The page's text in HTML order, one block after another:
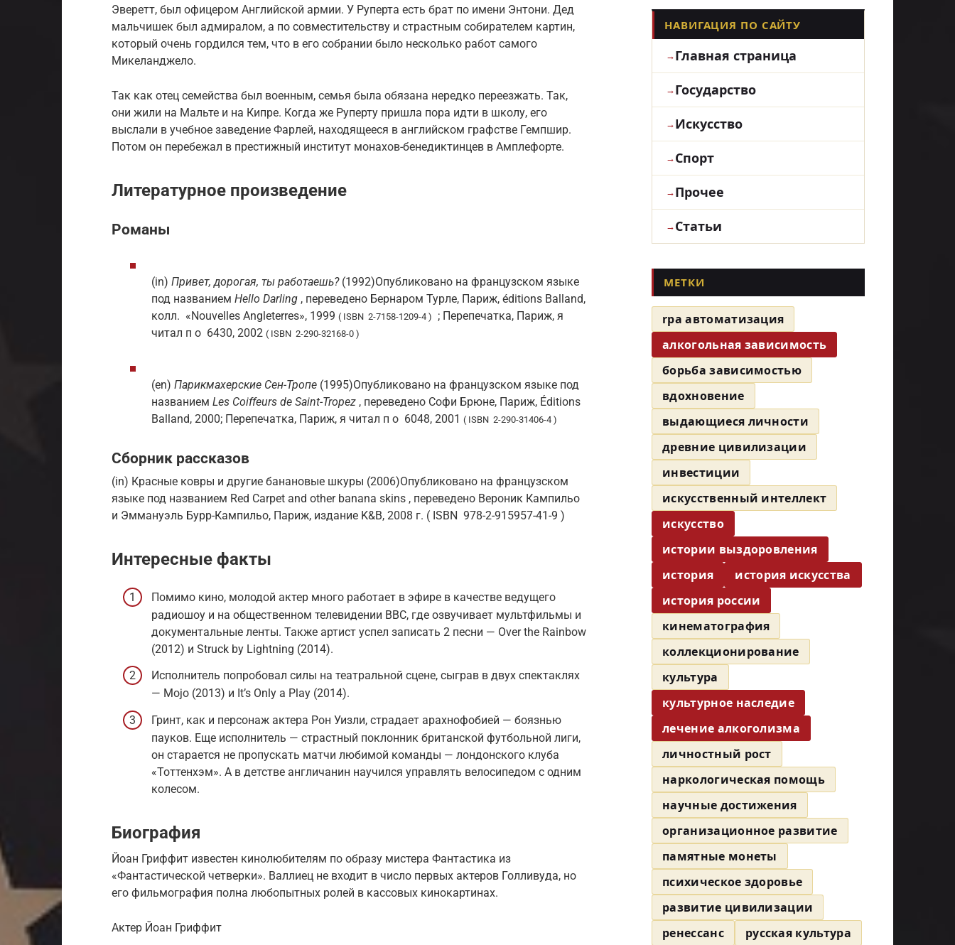
Эверетт, был офицером Английской армии. У Руперта есть брат по имени Энтони. Дед
мальчишек был адмиралом, а по совместительству и страстным собирателем картин,
который очень гордился тем, что в его собрании было несколько работ самого
Микеланджело.
Так как отец семейства был военным, семья была обязана нередко переезжать. Так,
они жили на Мальте и на Кипре. Когда же Руперту пришла пора идти в школу, его
выслали в учебное заведение Фарлей, находящееся в английском графстве Гемпшир.
Потом он перебежал в престижный институт монахов-бенедиктинцев в Амплефорте.
Литературное произведение
Романы
(in) Привет, дорогая, ты работаешь? (1992)Опубликовано на французском языке
под названием Hello Darling , переведено Бернаром Турле, Париж, éditions Balland,
колл. «Nouvelles Angleterres», 1999 ( ISBN 2-7158-1209-4 )
; Перепечатка, Париж, я
читал п о 6430, 2002 ( ISBN 2-290-32168-0 )
(en) Парикмахерские Сен-Тропе (1995)Опубликовано на французском языке под
названием Les Coiffeurs de Saint-Tropez , переведено Софи Брюне, Париж, Éditions
Balland, 2000; Перепечатка, Париж, я читал п о 6048, 2001 ( ISBN 2-290-31406-4 )
Сборник рассказов
(in) Красные ковры и другие банановые шкуры (2006)Опубликовано на французском
языке под названием Red Carpet and other banana skins , переведено Вероник Кампильо
и Эммануэль Бурр-Кампильо, Париж, издание K&B, 2008 г. ( ISBN 978-2-915957-41-9 )
Интересные факты
Помимо кино, молодой актер много работает в эфире в качестве ведущего
радиошоу и на общественном телевидении ВВС, где озвучивает мультфильмы и
документальные ленты. Также артист успел записать 2 песни — Over the Rainbow
(2012) и Struck by Lightning (2014).
Исполнитель попробовал силы на театральной сцене, сыграв в двух спектаклях
— Mojo (2013) и It’s Only a Play (2014).
Гринт, как и персонаж актера Рон Уизли, страдает арахнофобией — боязнью
пауков. Еще исполнитель — страстный поклонник британской футбольной лиги,
он старается не пропускать матчи любимой команды — лондонского клуба
«Тоттенхэм». А в детстве англичанин научился управлять велосипедом с одним
колесом.
Биография
Йоан Гриффит известен кинолюбителям по образу мистера Фантастика из
«Фантастической четверки». Валлиец не входит в число первых актеров Голливуда, но
его фильмография полна любопытных ролей в кассовых кинокартинах.
Актер Йоан Гриффит
НАВИГАЦИЯ ПО САЙТУ
Главная страница
Государство
Искусство
Спорт
Прочее
Статьи
МЕТКИ
rpa автоматизация
алкогольная зависимость
борьба зависимостью
вдохновение
выдающиеся личности
древние цивилизации
инвестиции
искусственный интеллект
искусство
истории выздоровления
история
история искусства
история россии
кинематография
коллекционирование
культура
культурное наследие
лечение алкоголизма
личностный рост
наркологическая помощь
научные достижения
организационное развитие
памятные монеты
психическое здоровье
развитие цивилизации
ренессанс
русская культура